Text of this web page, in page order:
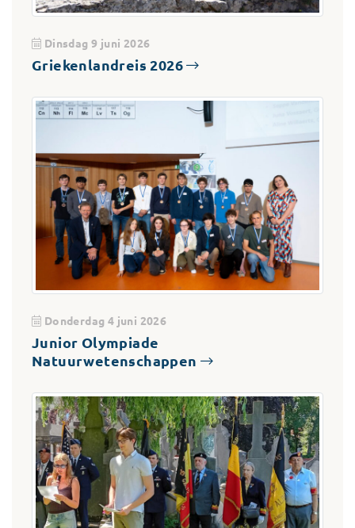
Dinsdag 9 juni 2026
Griekenlandreis 2026
Donderdag 4 juni 2026
Junior Olympiade
Natuurwetenschappen